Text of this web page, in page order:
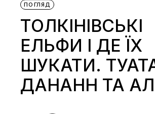
ПОГЛЯД
ТОЛКІНІВСЬКІ
ЕЛЬФИ І ДЕ ЇХ
ШУКАТИ.
ДАНАНН ТА